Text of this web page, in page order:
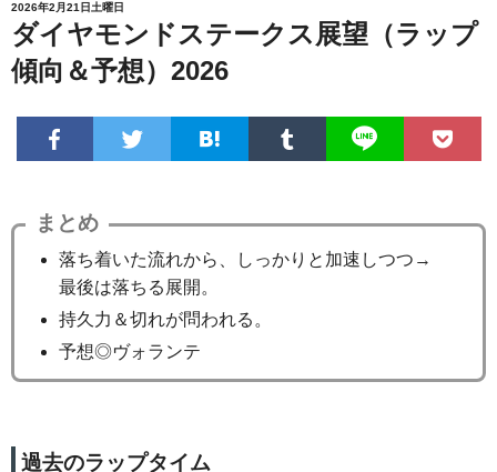
2026年2月21日土曜日
ダイヤモンドステークス展望（ラップ
傾向＆予想）2026
まとめ
落ち着いた流れから、しっかりと加速しつつ→
最後は落ちる展開。
持久力＆切れが問われる。
予想◎ヴォランテ
過去のラップタイム